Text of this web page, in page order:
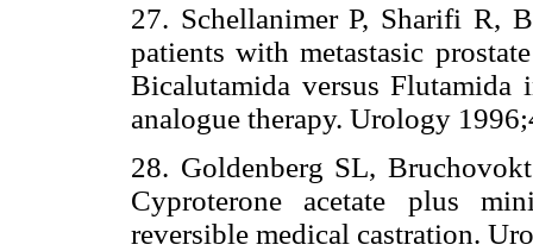
27. Schellanimer P, Sharifi R,
patients with metastasic
Bicalutamida versus
analogue therapy. Urology
28. Goldenberg SL,
Cyproterone acetate plus
reversible medical castration.